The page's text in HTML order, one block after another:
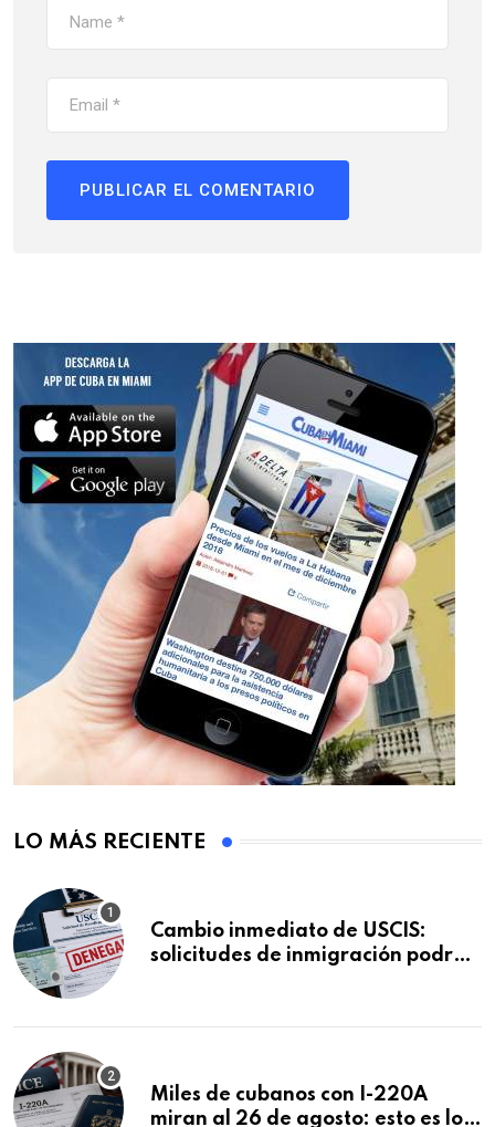
LO MÁS RECIENTE
Cambio inmediato de USCIS:
solicitudes de inmigración podrán
Miles de cubanos con I-220A
miran al 26 de agosto: esto es lo